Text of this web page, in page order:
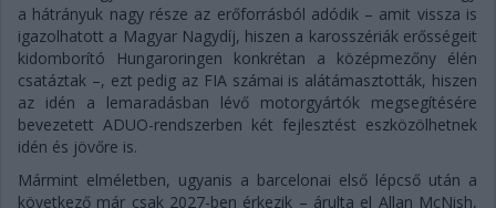
a hátrányuk nagy része az erőforrásból adódik – amit vissza is
igazolhatott a Magyar Nagydíj, hiszen a karosszériák erősségeit
kidomborító Hungaroringen konkrétan a középmezőny élén
csatáztak –, ezt pedig az FIA számai is alátámasztották, hiszen
az idén a lemaradásban lévő motorgyártók megsegítésére
bevezetett ADUO-rendszerben két fejlesztést eszközölhetnek
idén és jövőre is.
Mármint elméletben, ugyanis a barcelonai első lépcső után a
következő már csak 2027-ben érkezik – árulta el Allan McNish,